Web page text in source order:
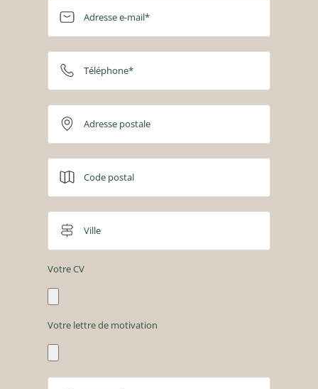
Adresse e-mail*
Téléphone*
Adresse postale
Code postal
Ville
Votre CV
Votre lettre de motivation